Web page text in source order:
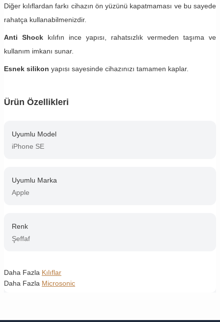
Diğer kılıflardan farkı cihazın ön yüzünü kapatmaması ve bu sayede
rahatça kullanabilmenizdir.
Anti Shock kılıfın ince yapısı, rahatsızlık vermeden taşıma ve
kullanım imkanı sunar.
Esnek silikon yapısı sayesinde cihazınızı tamamen kaplar.
Ürün Özellikleri
Uyumlu Model
iPhone SE
Uyumlu Marka
Apple
Renk
Şeffaf
Daha Fazla Kılıflar
Daha Fazla Microsonic